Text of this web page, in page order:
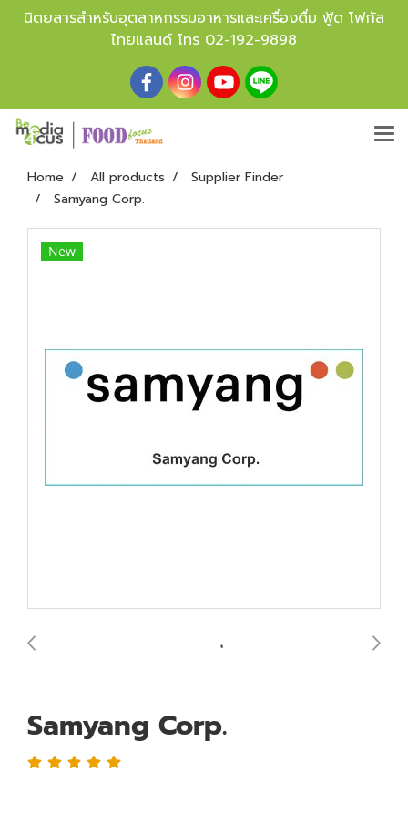
นิตยสารสำหรับอุตสาหกรรมอาหารและเครื่องดื่ม ฟู้ด โฟกัส
ไทยแลนด์ โทร 02-192-9898
Home All products
Supplier Finder
Samyang Corp.
New
Samyang Corp.